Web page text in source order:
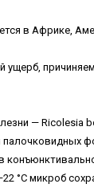
в Африке,
ущерб,
— Ricolesia
палочковидных
°С микроб